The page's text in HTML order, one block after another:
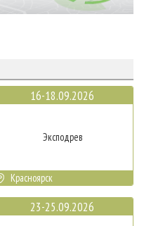
16-18.09.2026
Эксподрев
Красноярск
23-25.09.2026